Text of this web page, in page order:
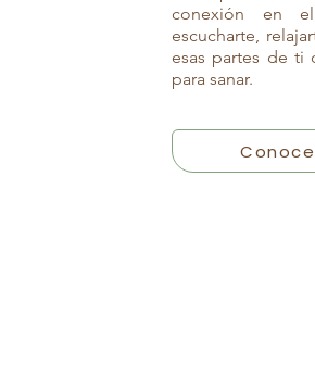
conexión en
escucharte,
esas partes de ti
para sanar.